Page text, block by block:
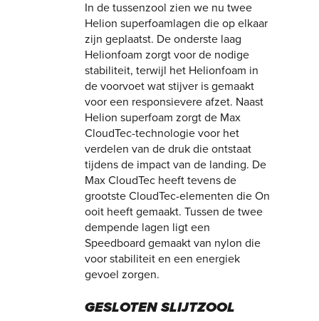
In de tussenzool zien we nu twee
Helion superfoamlagen die op elkaar
zijn geplaatst. De onderste laag
Helionfoam zorgt voor de nodige
stabiliteit, terwijl het Helionfoam in
de voorvoet wat stijver is gemaakt
voor een responsievere afzet. Naast
Helion superfoam zorgt de Max
CloudTec-technologie voor het
verdelen van de druk die ontstaat
tijdens de impact van de landing. De
Max CloudTec heeft tevens de
grootste CloudTec-elementen die On
ooit heeft gemaakt. Tussen de twee
dempende lagen ligt een
Speedboard gemaakt van nylon die
voor stabiliteit en een energiek
gevoel zorgen.
GESLOTEN SLIJTZOOL